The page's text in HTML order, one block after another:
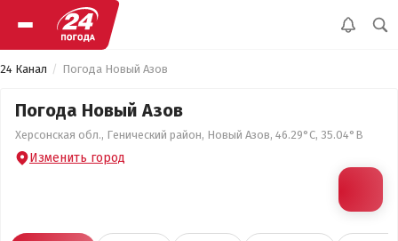
24 Канал Погода Новый Азов
Погода Новый Азов
Херсонская обл., Генический район, Новый Азов, 46.29°С, 35.04°В
Изменить город